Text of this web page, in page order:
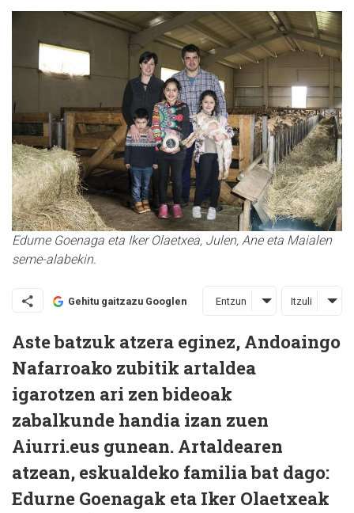
Edurne Goenaga eta Iker Olaetxea, Julen, Ane eta Maialen
seme-alabekin.
Gehitu gaitzazu Googlen Entzun Itzuli
Aste batzuk atzera eginez, Andoaingo
Nafarroako zubitik artaldea
igarotzen ari zen bideoak
zabalkunde handia izan zuen
Aiurri.eus gunean. Artaldearen
atzean, eskualdeko familia bat dago:
Edurne Goenagak eta Iker Olaetxeak